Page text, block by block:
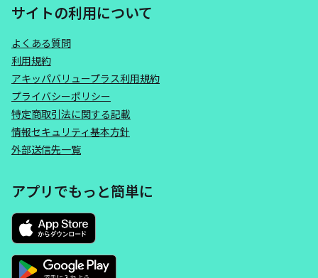
サイトの利用について
よくある質問
利用規約
アキッパバリュープラス利用規約
プライバシーポリシー
特定商取引法に関する記載
情報セキュリティ基本方針
外部送信先一覧
アプリでもっと簡単に